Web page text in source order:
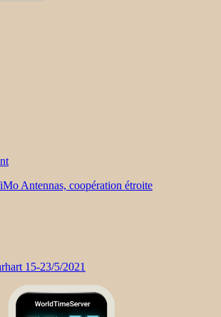
Antennas, coopération étroite
15-23/5/2021